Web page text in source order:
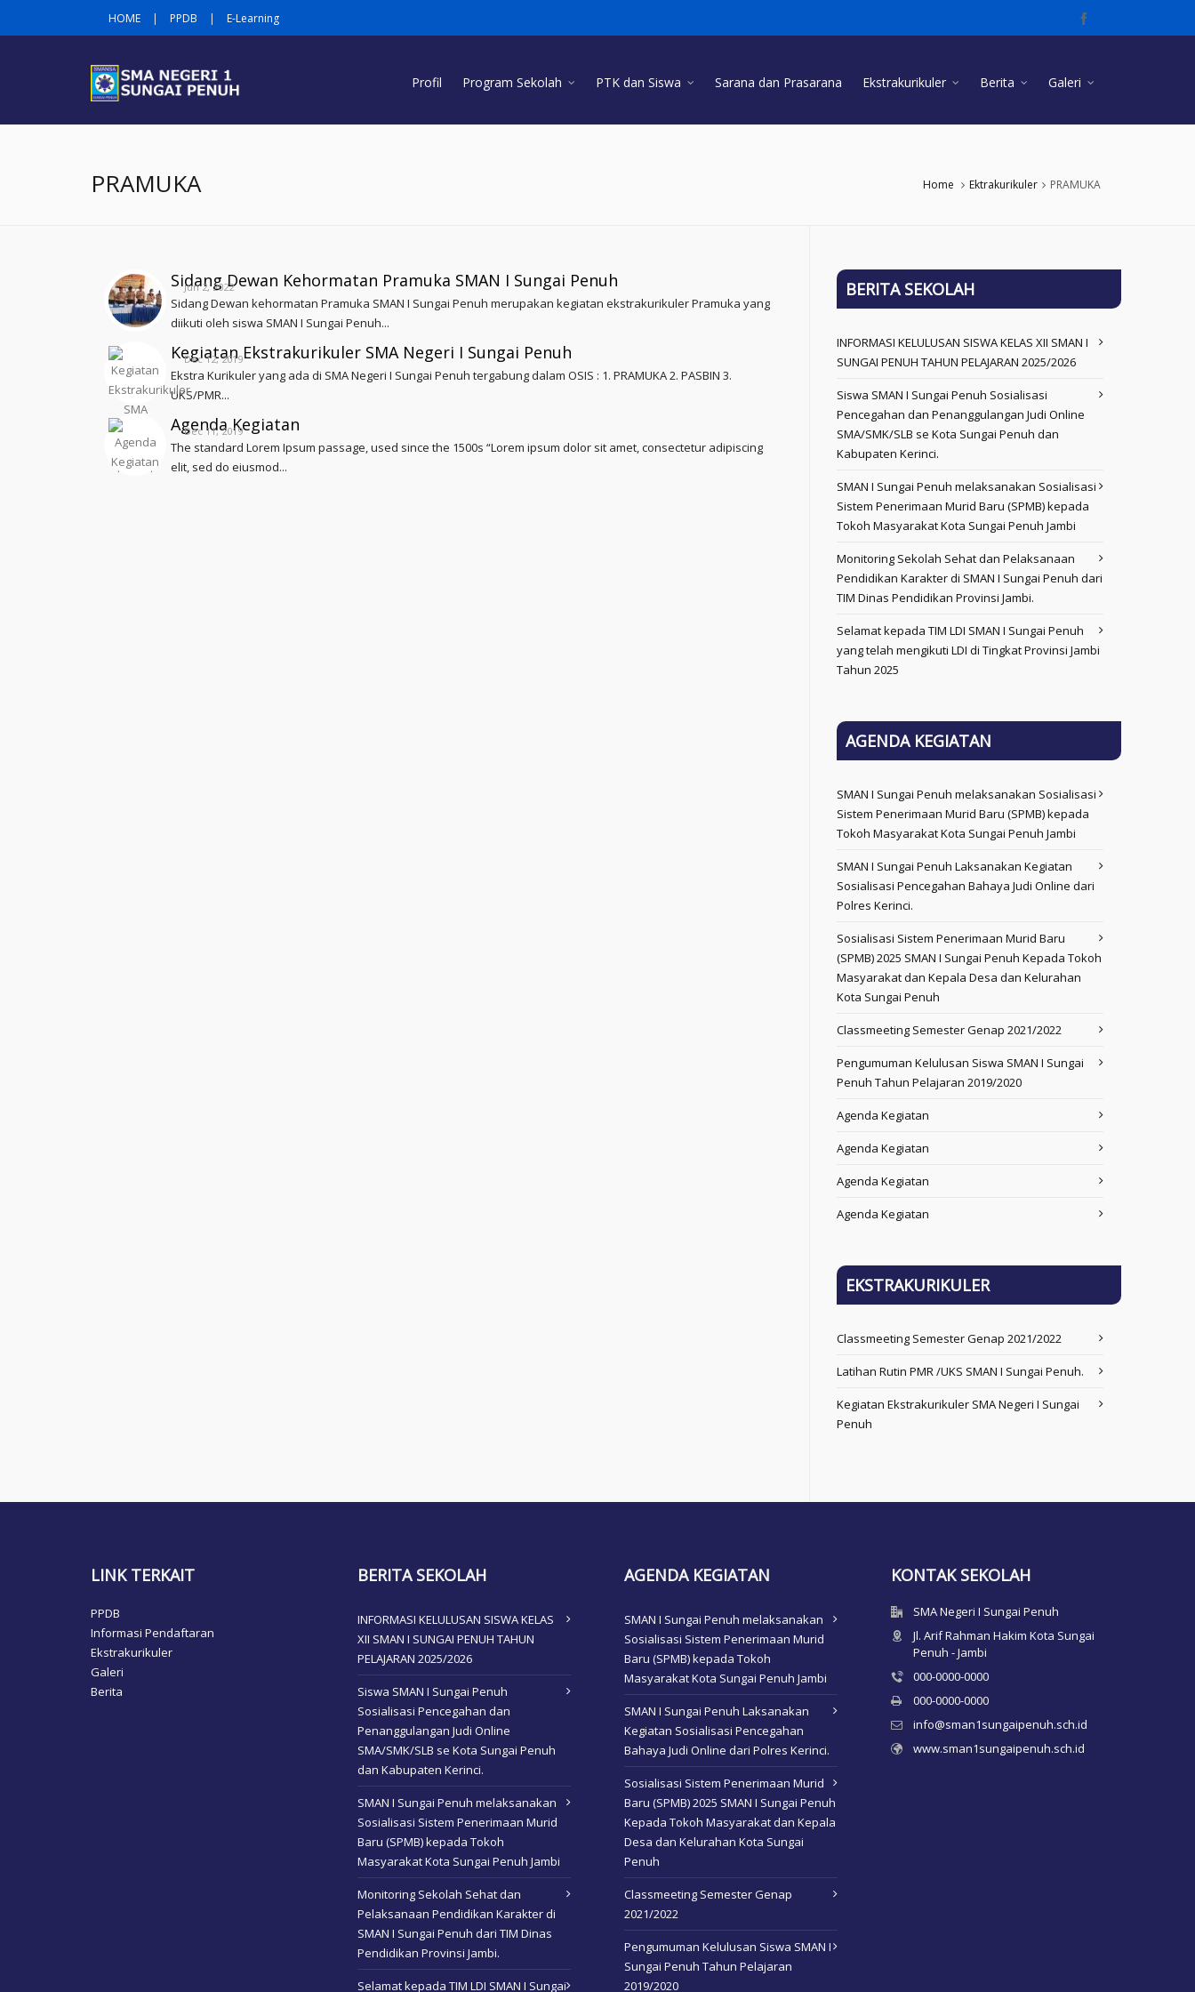
HOME | PPDB | E-Learning
Profil Program Sekolah PTK dan Siswa Sarana dan Prasarana Ekstrakurikuler Berita Galeri
PRAMUKA Home Ektrakurikuler PRAMUKA
Sidang Dewan Kehormatan Pramuka SMAN I Sungai Penuh
Jun 2, 2022
Sidang Dewan kehormatan Pramuka SMAN I Sungai Penuh merupakan kegiatan ekstrakurikuler Pramuka yang
diikuti oleh siswa SMAN I Sungai Penuh...
Kegiatan Ekstrakurikuler SMA Negeri I Sungai Penuh
Dec 12, 2019
Ekstra Kurikuler yang ada di SMA Negeri I Sungai Penuh tergabung dalam OSIS : 1. PRAMUKA 2. PASBIN 3.
UKS/PMR...
Agenda Kegiatan
Dec 11, 2019
The standard Lorem Ipsum passage, used since the 1500s “Lorem ipsum dolor sit amet, consectetur adipiscing
elit, sed do eiusmod...
BERITA SEKOLAH
INFORMASI KELULUSAN SISWA KELAS XII SMAN I
SUNGAI PENUH TAHUN PELAJARAN 2025/2026
Siswa SMAN I Sungai Penuh Sosialisasi
Pencegahan dan Penanggulangan Judi Online
SMA/SMK/SLB se Kota Sungai Penuh dan
Kabupaten Kerinci.
SMAN I Sungai Penuh melaksanakan Sosialisasi
Sistem Penerimaan Murid Baru (SPMB) kepada
Tokoh Masyarakat Kota Sungai Penuh Jambi
Monitoring Sekolah Sehat dan Pelaksanaan
Pendidikan Karakter di SMAN I Sungai Penuh dari
TIM Dinas Pendidikan Provinsi Jambi.
Selamat kepada TIM LDI SMAN I Sungai Penuh
yang telah mengikuti LDI di Tingkat Provinsi Jambi
Tahun 2025
AGENDA KEGIATAN
SMAN I Sungai Penuh melaksanakan Sosialisasi
Sistem Penerimaan Murid Baru (SPMB) kepada
Tokoh Masyarakat Kota Sungai Penuh Jambi
SMAN I Sungai Penuh Laksanakan Kegiatan
Sosialisasi Pencegahan Bahaya Judi Online dari
Polres Kerinci.
Sosialisasi Sistem Penerimaan Murid Baru
(SPMB) 2025 SMAN I Sungai Penuh Kepada Tokoh
Masyarakat dan Kepala Desa dan Kelurahan
Kota Sungai Penuh
Classmeeting Semester Genap 2021/2022
Pengumuman Kelulusan Siswa SMAN I Sungai
Penuh Tahun Pelajaran 2019/2020
Agenda Kegiatan
Agenda Kegiatan
Agenda Kegiatan
Agenda Kegiatan
EKSTRAKURIKULER
Classmeeting Semester Genap 2021/2022
Latihan Rutin PMR /UKS SMAN I Sungai Penuh.
Kegiatan Ekstrakurikuler SMA Negeri I Sungai
Penuh
LINK TERKAIT
PPDB
Informasi Pendaftaran
Ekstrakurikuler
Galeri
Berita
BERITA SEKOLAH
INFORMASI KELULUSAN SISWA KELAS
XII SMAN I SUNGAI PENUH TAHUN
PELAJARAN 2025/2026
Siswa SMAN I Sungai Penuh
Sosialisasi Pencegahan dan
Penanggulangan Judi Online
SMA/SMK/SLB se Kota Sungai Penuh
dan Kabupaten Kerinci.
SMAN I Sungai Penuh melaksanakan
Sosialisasi Sistem Penerimaan Murid
Baru (SPMB) kepada Tokoh
Masyarakat Kota Sungai Penuh Jambi
Monitoring Sekolah Sehat dan
Pelaksanaan Pendidikan Karakter di
SMAN I Sungai Penuh dari TIM Dinas
Pendidikan Provinsi Jambi.
Selamat kepada TIM LDI SMAN I Sungai
AGENDA KEGIATAN
SMAN I Sungai Penuh melaksanakan
Sosialisasi Sistem Penerimaan Murid
Baru (SPMB) kepada Tokoh
Masyarakat Kota Sungai Penuh Jambi
SMAN I Sungai Penuh Laksanakan
Kegiatan Sosialisasi Pencegahan
Bahaya Judi Online dari Polres Kerinci.
Sosialisasi Sistem Penerimaan Murid
Baru (SPMB) 2025 SMAN I Sungai Penuh
Kepada Tokoh Masyarakat dan Kepala
Desa dan Kelurahan Kota Sungai
Penuh
Classmeeting Semester Genap
2021/2022
Pengumuman Kelulusan Siswa SMAN I
Sungai Penuh Tahun Pelajaran
2019/2020
KONTAK SEKOLAH
SMA Negeri I Sungai Penuh
Jl. Arif Rahman Hakim Kota Sungai
Penuh - Jambi
000-0000-0000
000-0000-0000
info@sman1sungaipenuh.sch.id
www.sman1sungaipenuh.sch.id